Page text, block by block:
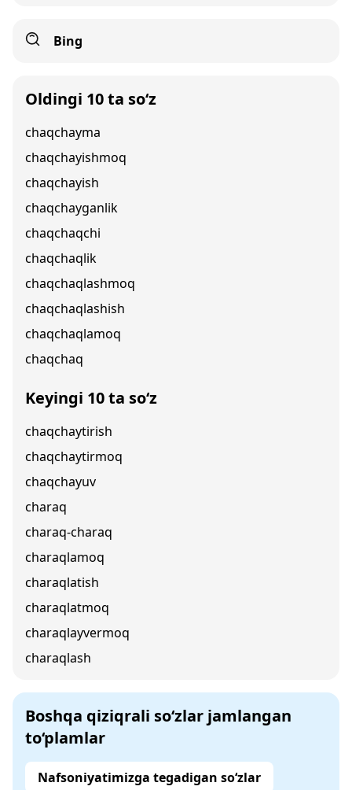
Bing
Oldingi 10 ta so‘z
chaqchayma
chaqchayishmoq
chaqchayish
chaqchayganlik
chaqchaqchi
chaqchaqlik
chaqchaqlashmoq
chaqchaqlashish
chaqchaqlamoq
chaqchaq
Keyingi 10 ta so‘z
chaqchaytirish
chaqchaytirmoq
chaqchayuv
charaq
charaq-charaq
charaqlamoq
charaqlatish
charaqlatmoq
charaqlayvermoq
charaqlash
Boshqa qiziqrali so‘zlar jamlangan
to‘plamlar
Nafsoniyatimizga tegadigan so‘zlar